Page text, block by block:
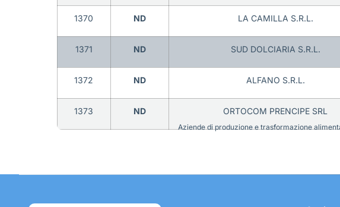
1370 ND LA CAMILLA S.R.L.
1371 ND SUD DOLCIARIA S.R.L.
1372 ND ALFANO S.R.L.
1373 ND ORTOCOM PRENCIPE SRL
Aziende di produzione e trasformazione